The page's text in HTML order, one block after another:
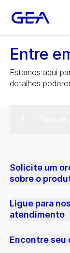
Entre
Estamos aqui
detalhes
Solicite um
sobre o
Ligue para
atendimento
Encontre seu